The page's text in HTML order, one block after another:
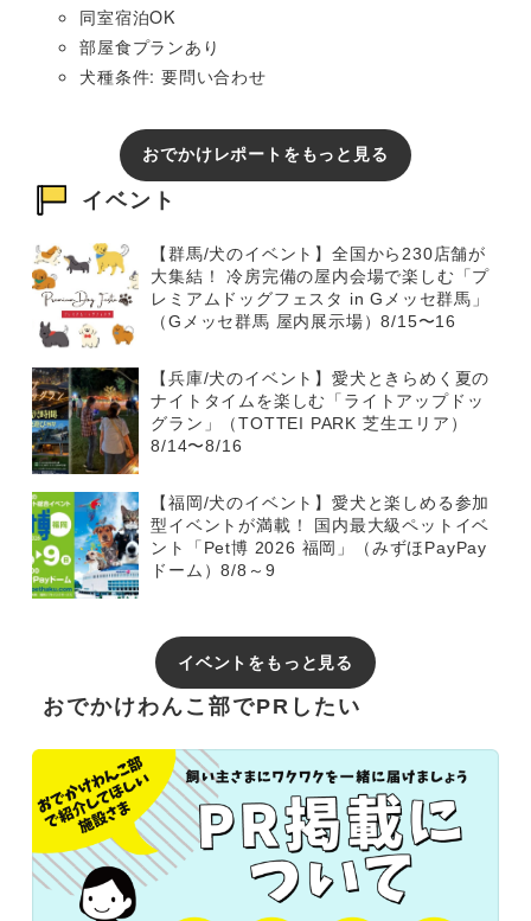
同室宿泊OK
部屋食プランあり
犬種条件: 要問い合わせ
おでかけレポートをもっと見る
イベント
【群馬/犬のイベント】全国から230店舗が
大集結！ 冷房完備の屋内会場で楽しむ「プ
レミアムドッグフェスタ in Gメッセ群馬」
（Gメッセ群馬 屋内展示場）8/15〜16
【兵庫/犬のイベント】愛犬ときらめく夏の
ナイトタイムを楽しむ「ライトアップドッ
グラン」（TOTTEI PARK 芝生エリア）
8/14〜8/16
【福岡/犬のイベント】愛犬と楽しめる参加
型イベントが満載！ 国内最大級ペットイベ
ント「Pet博 2026 福岡」（みずほPayPay
ドーム）8/8～9
イベントをもっと見る
おでかけわんこ部でPRしたい